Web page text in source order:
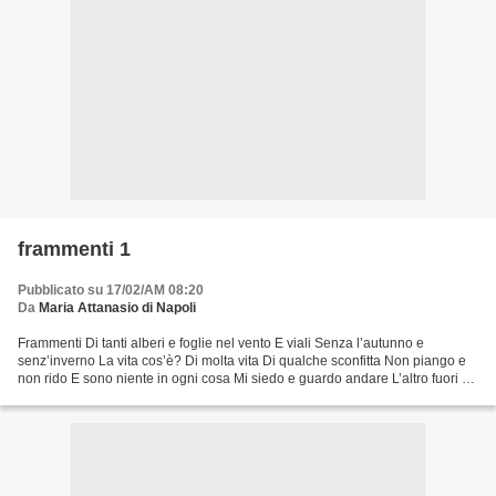
frammenti 1
Pubblicato su 17/02/AM 08:20
Da Maria Attanasio di Napoli
Frammenti Di tanti alberi e foglie nel vento E viali Senza l’autunno e
senz’inverno La vita cos’è? Di molta vita Di qualche sconfitta Non piango e
non rido E sono niente in ogni cosa Mi siedo e guardo andare L’altro fuori di